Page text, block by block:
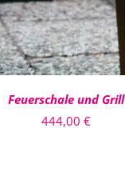
Feuerschale und Grill
444,00 €